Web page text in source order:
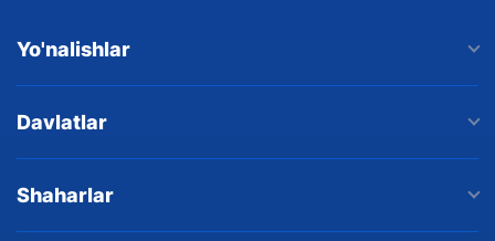
Yo'nalishlar
Davlatlar
Shaharlar